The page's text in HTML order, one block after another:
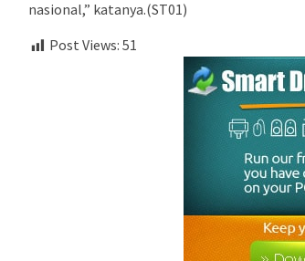
nasional,” katanya.(ST01)
Post Views: 51